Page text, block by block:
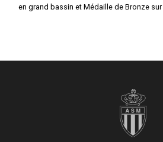
en grand bassin et Médaille de Bronze sur